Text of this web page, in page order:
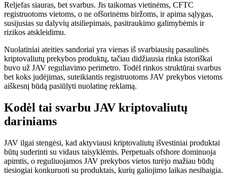
Reljefas siauras, bet svarbus. Jis taikomas vietinėms, CFTC
registruotoms vietoms, o ne ofšorinėms biržoms, ir apima sąlygas,
susijusias su dalyvių atsiliepimais, pasitraukimo galimybėmis ir
rizikos atskleidimu.
Nuolatiniai ateities sandoriai yra vienas iš svarbiausių pasaulinės
kriptovaliutų prekybos produktų, tačiau didžiausia rinka istoriškai
buvo už JAV reguliavimo perimetro. Todėl rinkos struktūrai svarbus
bet koks judėjimas, suteikiantis registruotoms JAV prekybos vietoms
aiškesnį būdą pasiūlyti nuolatinę reklamą.
Kodėl tai svarbu JAV kriptovaliutų
dariniams
JAV ilgai stengėsi, kad aktyviausi kriptovaliutų išvestiniai produktai
būtų suderinti su vidaus taisyklėmis. Perpetuals ofshore dominuoja
apimtis, o reguliuojamos JAV prekybos vietos turėjo mažiau būdų
tiesiogiai konkuruoti su produktais, kurių galiojimo laikas nesibaigia.